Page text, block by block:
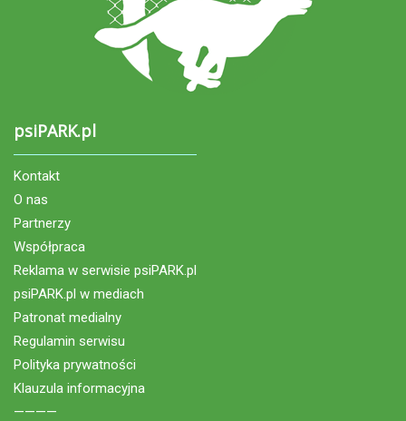
psiPARK.pl
Kontakt
O nas
Partnerzy
Współpraca
Reklama w serwisie psiPARK.pl
psiPARK.pl w mediach
Patronat medialny
Regulamin serwisu
Polityka prywatności
Klauzula informacyjna
————